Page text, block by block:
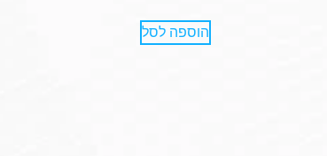
הוספה לסל